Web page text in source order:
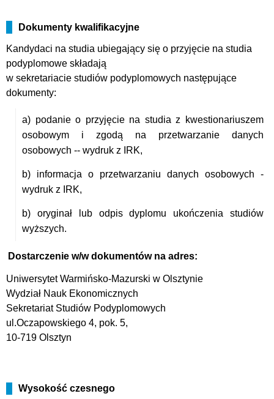
Dokumenty kwalifikacyjne
Kandydaci na studia ubiegający się o przyjęcie na studia
podyplomowe składają
w sekretariacie studiów podyplomowych następujące
dokumenty:
a) podanie o przyjęcie na studia z kwestionariuszem
osobowym i zgodą na przetwarzanie danych
osobowych -- wydruk z IRK,
b) informacja o przetwarzaniu danych osobowych -
wydruk z IRK,
b) oryginał lub odpis dyplomu ukończenia studiów
wyższych.
Dostarczenie w/w dokumentów na adres:
Uniwersytet Warmińsko-Mazurski w Olsztynie
Wydział Nauk Ekonomicznych
Sekretariat Studiów Podyplomowych
ul.Oczapowskiego 4, pok. 5,
10-719 Olsztyn
Wysokość czesnego